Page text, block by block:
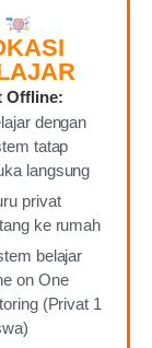
Offline:
dengan
tatap
langsung
privat
ke rumah
belajar
on One
(Privat 1